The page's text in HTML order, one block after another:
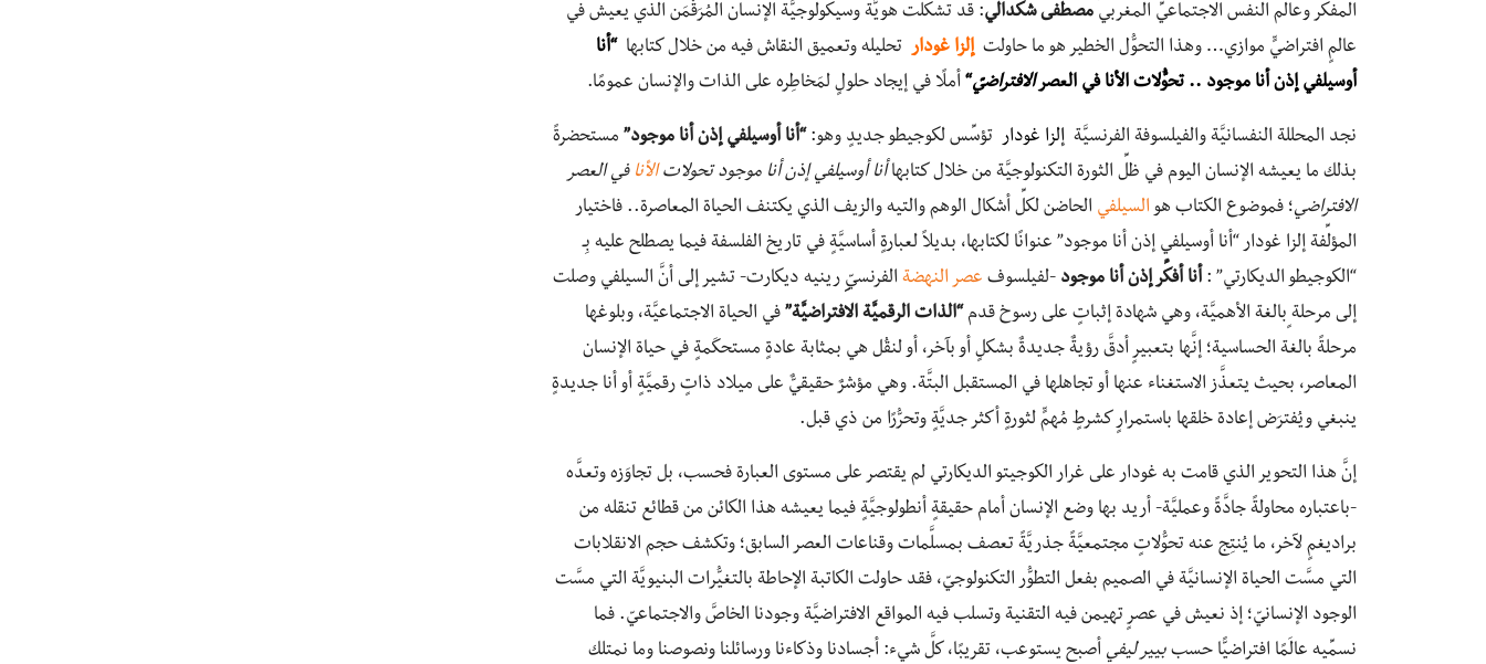
المفكِّر وعالم النفس الاجتماعيِّ المغربي ِّ مصطفى شكدالي: قد تشكَّلت هويَّة وسيكولوجيَّة الإنسان المُرَقْمَن الذي يعيش في
عالمٍ افتراضيٍّ موازي… وهذا التحوُّل الخطير هو ما حاولت إلزا غودار تحليله وتعميق النقاش فيه من خلال كتابها “أنا
أوسيلفي إذن أنا موجود .. تحوُّلات الأنا في العصرالافتراضيّ“ أملًا في إيجاد حلولٍ لمَخاطِره على الذات والإنسان عمومًا.
نجد المحللة النفسانيَّة والفيلسوفة الفرنسيَّة إلزا غودار تؤسِّس لكوجيطو جديدٍ وهو: “أنا أوسيلفي إذن أنا موجود” مستحضرةً
بذلك ما يعيشه الإنسان اليوم في ظلِّ الثورة التكنولوجيَّة من خلال كتابهاأنا أوسيلفي إذن أنا موجود تحولاتالأنا في العصر
الافتراضي؛ فموضوع الكتاب هو السيلفي الحاضن لكلِّ أشكال الوهم والتيه والزيف الذي يكتنف الحياة المعاصرة.. فاختيار
المؤلِّفة إلزا غودار “أنا أوسيلفي إذن أنا موجود” عنوانًا لكتابها، بديلاً لعبارةٍ أساسيَّةٍ في تاريخ الفلسفة فيما يصطلح عليه بِـ
“الكوجيطو الديكارتي” : أنا أفكِّر إذن أنا موجود -لفيلسوف عصر النهضة الفرنسيّ رينيه ديكارت- تشير إلى أنَّ السيلفي وصلت
إلى مرحلة ٍبالغة الأهميَّة، وهي شهادة إثباتٍ على رسوخ قدم “الذات الرقميَّة الافتراضيَّة” في الحياة الاجتماعيَّة، وبلوغها
مرحلةً بالغة الحساسية؛ إنَّها بتعبيرٍ أدقَّ رؤيةٌ جديدةٌ بشكلٍ أو بآخر، أو لنقُل هي بمثابة عادةٍ مستحكَمةٍ في حياة الإنسان
المعاصر، بحيث يتعذَّز الاستغناء عنها أو تجاهلها في المستقبل البتَّة. وهي مؤشرٌ حقيقيٌّ على ميلاد ذاتٍ رقميَّةٍ أو أنا جديدةٍ
ينبغي ويُفترَض إعادة خلقها باستمرارٍ كشرطٍ مُهمٍّ لثورةٍ أكثر جديَّةٍ وتحرُّرًا من ذي قبل.
إنَّ هذا التحوير الذي قامت به غودار على غرار الكوجيتو الديكارتي لم يقتصر على مستوى العبارة فحسب، بل تجاوَزه وتعدَّه
-باعتباره محاولةً جادَّةً وعمليَّة- أريد بها وضع الإنسان أمام حقيقةٍ أنطولوجيَّةٍ فيما يعيشه هذا الكائن من قطائع تنقله من
براديغمٍ لآخر، ما يُنتِج عنه تحوُّلاتٍ مجتمعيَّةً جذريَّةً تعصف بمسلَّمات وقناعات العصر السابق؛ وتكشف حجم الانقلابات
التي مسَّت الحياة الإنسانيَّة في الصميم بفعل التطوُّر التكنولوجيّ، فقد حاولت الكاتبة الإحاطة بالتغيُّرات البنيويَّة التي مسَّت
الوجود الإنسانيّ؛ إذ نعيش في عصرٍ تهيمن فيه التقنية وتسلب فيه المواقع الافتراضيَّة وجودنا الخاصَّ والاجتماعيّ. فما
نسمِّيه عالَمًا افتراضيًّا حسب بيير ليفي أصبح يستوعب، تقريبًا، كلَّ شيء: أجسادنا وذكاءنا ورسائلنا ونصوصنا وما نمتلك